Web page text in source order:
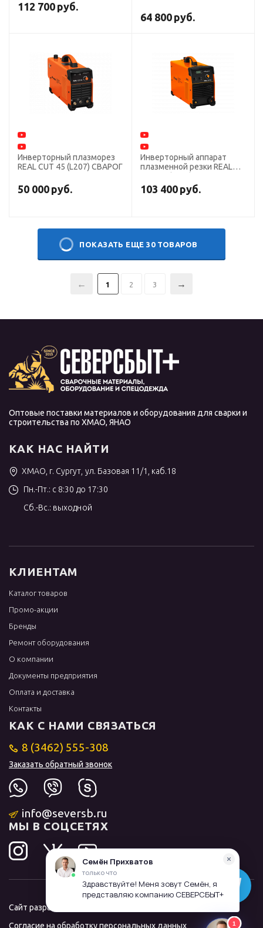
112 700 руб.
64 800 руб.
Инверторный плазморез
REAL CUT 45 (L207) СВАРОГ
50 000 руб.
Инверторный аппарат
плазменной резки REAL
103 400 руб.
ПОКАЗАТЬ ЕЩЕ 30 ТОВАРОВ
1 2 3
Оптовые поставки материалов и оборудования для сварки и
строительства по ХМАО, ЯНАО
КАК НАС НАЙТИ
ХМАО, г. Сургут, ул. Базовая 11/1, каб.18
Пн.-Пт.: с 8:30 до 17:30
Сб.-Вс.: выходной
КЛИЕНТАМ
Каталог товаров
Промо-акции
Бренды
Ремонт оборудования
О компании
Документы предприятия
Оплата и доставка
Контакты
КАК С НАМИ СВЯЗАТЬСЯ
8 (3462) 555-308
Заказать обратный звонок
info@seversb.ru
МЫ В СОЦСЕТЯХ
Сайт разработал и продвинул
Согласие на обработку персональных данных